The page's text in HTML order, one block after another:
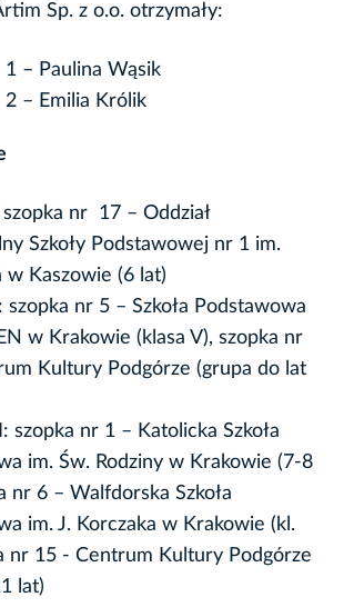
Sp. z o.o. otrzymały:
– Paulina Wąsik
– Emilia Królik
nr 17 – Oddział
Szkoły Podstawowej nr 1 im.
w Kaszowie (6 lat)
szopka nr 5 – Szkoła Podstawowa
w Krakowie (klasa V), szopka nr
Kultury Podgórze (grupa do lat
szopka nr 1 – Katolicka Szkoła
im. Św. Rodziny w Krakowie (7-8
nr 6 – Walfdorska Szkoła
im. J. Korczaka w Krakowie (kl.
nr 15 - Centrum Kultury Podgórze
lat)